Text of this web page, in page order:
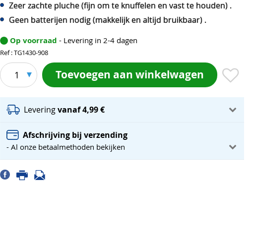
Zeer zachte pluche (fijn om te knuffelen en vast te houden) .
Geen batterijen nodig (makkelijk en altijd bruikbaar) .
Op voorraad - Levering in 2-4 dagen
Ref : TG1430-908
1 Toevoegen aan winkelwagen
Leveringvanaf 4,99 €
Afschrijving bij verzending
- Al onze betaalmethoden bekijken